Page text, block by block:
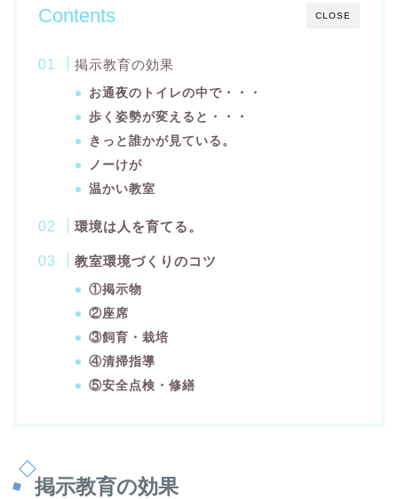
CLOSE
Contents
掲示教育の効果
お通夜のトイレの中で・・・
歩く姿勢が変えると・・・
きっと誰かが見ている。
ノーけが
温かい教室
環境は人を育てる。
教室環境づくりのコツ
①掲示物
②座席
③飼育・栽培
④清掃指導
⑤安全点検・修繕
掲示教育の効果